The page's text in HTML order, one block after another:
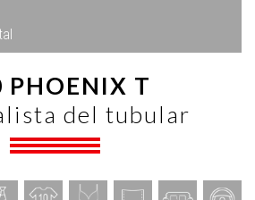
PHOENIX T
del tubular